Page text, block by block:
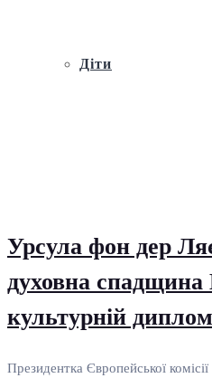
Діти
Урсула фон дер
духовна
культурній
Президентка Європейської